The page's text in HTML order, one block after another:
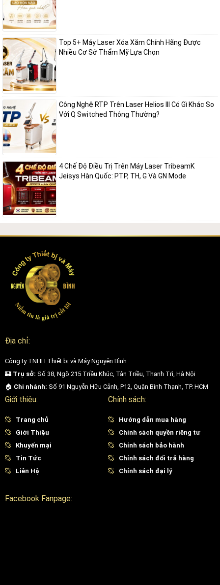
Top 5+ Máy Laser Xóa Xăm Chính Hãng Được
Nhiều Cơ Sở Thẩm Mỹ Lựa Chọn
Công Nghệ RTP Trên Laser Helios III Có Gì Khác So
Với Q Switched Thông Thường?
4 Chế Độ Điều Trị Trên Máy Laser TribeamK
Jeisys Hàn Quốc: PTP, TH, G Và GN Mode
Địa chỉ:
Công ty TNHH Thiết bị và Máy Nguyên Bình
🏰 Trụ sở: Số 38, Ngõ 215 Triều Khúc, Tân Triều, Thanh Trì, Hà Nội
🏠 Chi nhánh: Số 91 Nguyễn Hữu Cảnh, P12, Quận Bình Thạnh, TP. HCM
Giới thiệu:
Trang chủ
Giới Thiệu
Khuyến mại
Tin Tức
Liên Hệ
Chính sách:
Hướng dẫn mua hàng
Chính sách quyền riêng tư
Chính sách bảo hành
Chính sách đổi trả hàng
Chính sách đại lý
Facebook Fanpage: